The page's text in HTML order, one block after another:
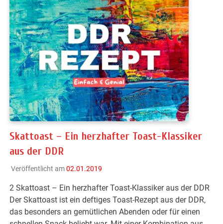
Skattoast – Ein herzhafter Toast-Klassiker
aus der DDR
Veröffentlicht am02.01.2019
2 Skattoast – Ein herzhafter Toast-Klassiker aus der DDR
Der Skattoast ist ein deftiges Toast-Rezept aus der DDR,
das besonders an gemütlichen Abenden oder für einen